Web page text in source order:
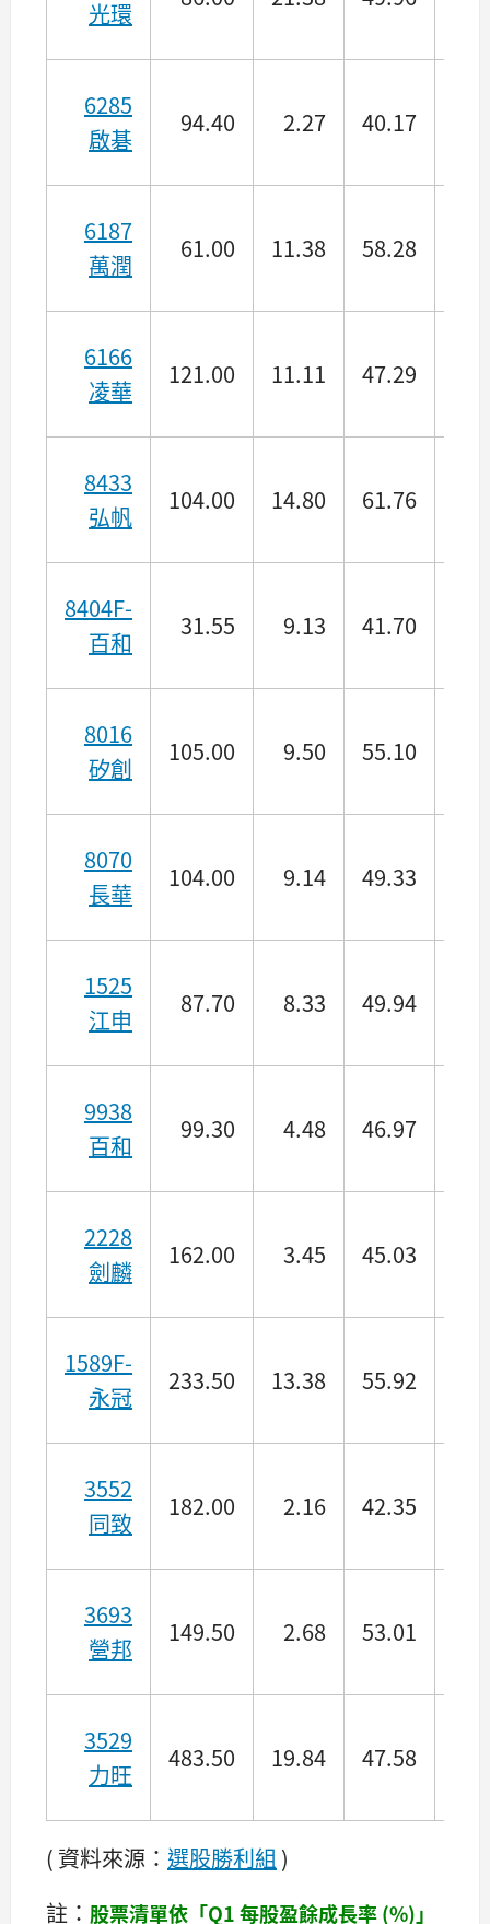
光環
6285
啟碁
94.40 2.27 40.17
6187
萬潤
61.00 11.38 58.28
6166
凌華
121.00 11.11 47.29
8433
弘帆
104.00 14.80 61.76
8404F-
百和
31.55 9.13 41.70
8016
矽創
105.00 9.50 55.10
8070
長華
104.00 9.14 49.33
1525
江申
87.70 8.33 49.94
9938
百和
99.30 4.48 46.97
2228
劍麟
162.00 3.45 45.03
1589F-
永冠
233.50 13.38 55.92
3552
同致
182.00 2.16 42.35
3693
營邦
149.50 2.68 53.01
3529
力旺
483.50 19.84 47.58
( 資料來源： 選股勝利組 )
註： 股票清單依「Q1 每股盈餘成長率 (%)」